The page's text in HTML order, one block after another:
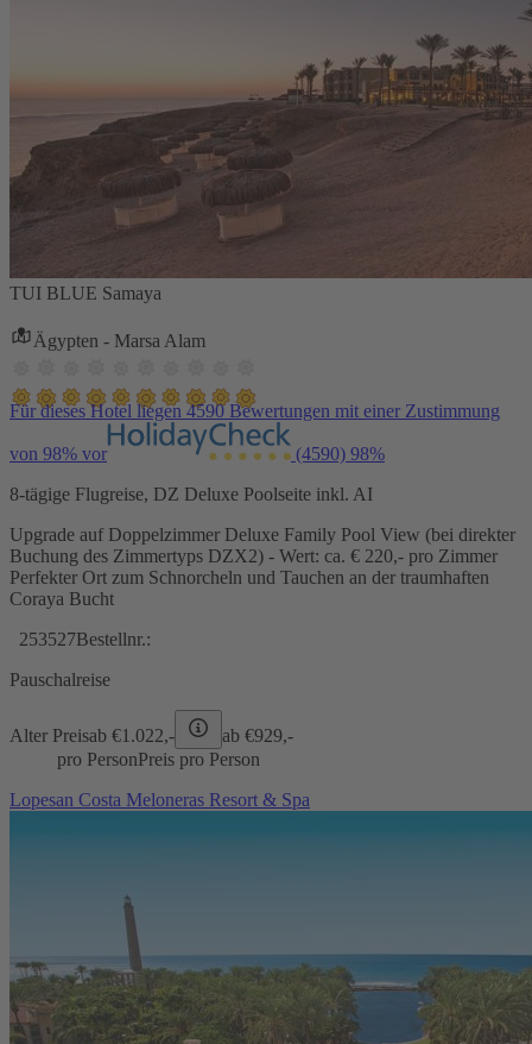
TUI BLUE Samaya
Ägypten - Marsa Alam
Für dieses Hotel liegen 4590 Bewertungen mit einer Zustimmung
von 98% vor (4590) 98%
8-tägige Flugreise, DZ Deluxe Poolseite inkl. AI
Upgrade auf Doppelzimmer Deluxe Family Pool View (bei direkter
Buchung des Zimmertyps DZX2) - Wert: ca. € 220,- pro Zimmer
Perfekter Ort zum Schnorcheln und Tauchen an der traumhaften
Coraya Bucht
253527Bestellnr.:
Pauschalreise
Alter Preisab €1.022,- ab €929,-
pro PersonPreis pro Person
Lopesan Costa Meloneras Resort & Spa